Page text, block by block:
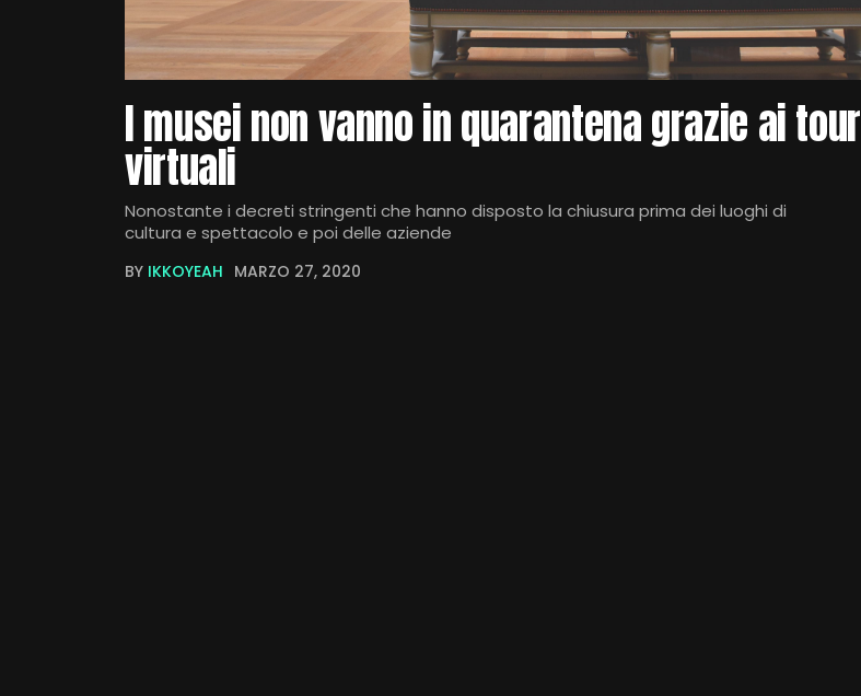
I musei non vanno in quarantena grazie ai tour
virtuali
Nonostante i decreti stringenti che hanno disposto la chiusura prima dei luoghi di
cultura e spettacolo e poi delle aziende
BY IKKOYEAH MARZO 27, 2020